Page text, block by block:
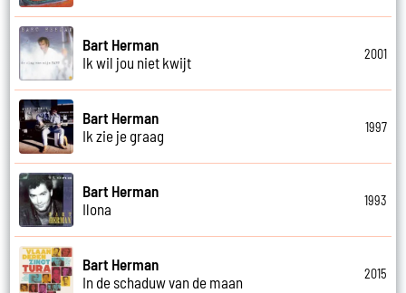
Bart Herman
Ik wil jou niet kwijt
2001
Bart Herman
Ik zie je graag
1997
Bart Herman
Ilona
1993
Bart Herman
In de schaduw van de maan
2015